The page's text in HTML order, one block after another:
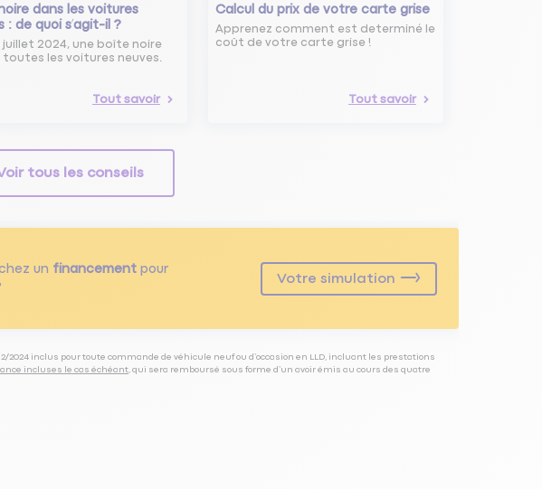
dans les voitures
: de quoi s’agit-il ?
juillet 2024, une boîte noire
toutes les voitures neuves.
Tout savoir
Calcul du prix de votre carte grise
Apprenez comment est determiné le
coût de votre carte grise !
Tout savoir
tous les conseils
un financementpour
Votre simulation
2024 inclus pour toute commande de véhicule neuf ou d’occasion en LLD, incluant les prestations
incluses le cas échéant, qui sera remboursé sous forme d’un avoir émis au cours des quatre